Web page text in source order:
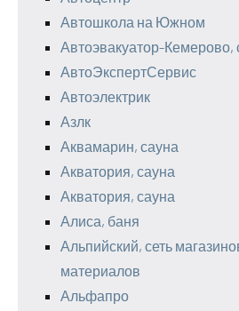
Автошкола на Южном
Автоэвакуатор-Кемерово,
АвтоЭкспертСервис
Автоэлектрик
Азлк
Аквамарин, сауна
Акватория, сауна
Акватория, сауна
Алиса, баня
Альпийский, сеть
материалов
Альфапро